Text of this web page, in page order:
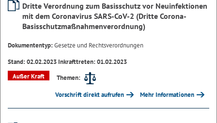
Dritte Verordnung zum Basisschutz vor Neuinfektionen
mit dem Coronavirus SARS-CoV-2 (Dritte Corona-
Basisschutzmaßnahmenverordnung)
Dokumententyp:Gesetze und Rechtsverordnungen
Stand: 02.02.2023 Inkrafttreten: 01.02.2023
Außer Kraft
Themen:
Vorschrift direkt aufrufen Mehr Informationen